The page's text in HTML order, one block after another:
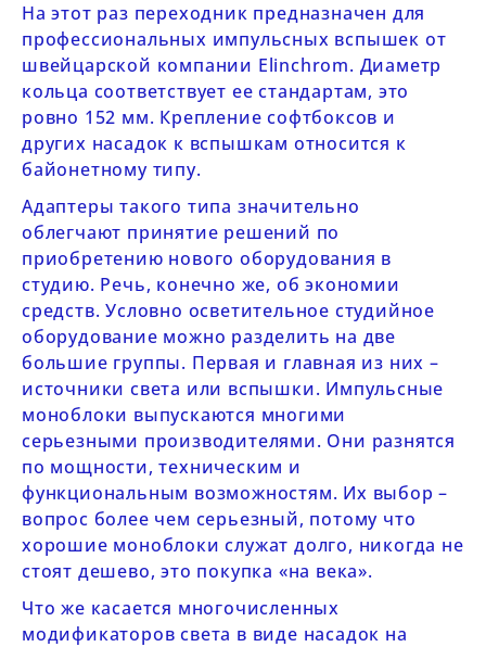
На этот раз переходник предназначен для
профессиональных импульсных вспышек от
швейцарской компании Elinchrom. Диаметр
кольца соответствует ее стандартам, это
ровно 152 мм. Крепление софтбоксов и
других насадок к вспышкам относится к
байонетному типу.
Адаптеры такого типа значительно
облегчают принятие решений по
приобретению нового оборудования в
студию. Речь, конечно же, об экономии
средств. Условно осветительное студийное
оборудование можно разделить на две
большие группы. Первая и главная из них –
источники света или вспышки. Импульсные
моноблоки выпускаются многими
серьезными производителями. Они разнятся
по мощности, техническим и
функциональным возможностям. Их выбор –
вопрос более чем серьезный, потому что
хорошие моноблоки служат долго, никогда не
стоят дешево, это покупка «на века».
Что же касается многочисленных
модификаторов света в виде насадок на